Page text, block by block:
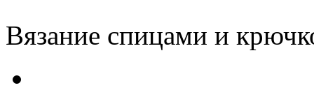
Вязание спицами и